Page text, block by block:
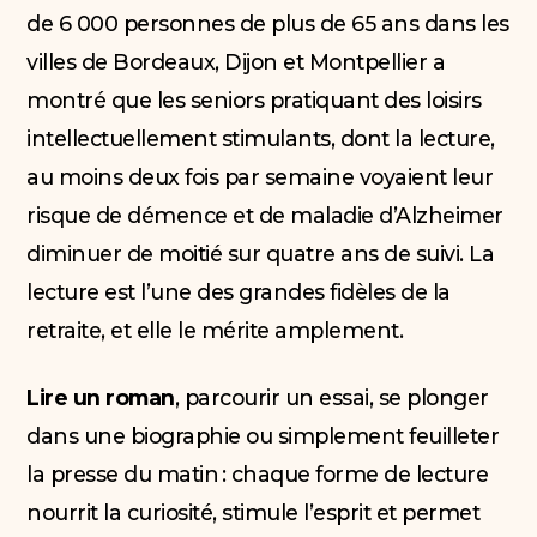
de 6 000 personnes de plus de 65 ans dans les
villes de Bordeaux, Dijon et Montpellier a
montré que les seniors pratiquant des loisirs
intellectuellement stimulants, dont la lecture,
au moins deux fois par semaine voyaient leur
risque de démence et de maladie d’Alzheimer
diminuer de moitié sur quatre ans de suivi. La
lecture est l’une des grandes fidèles de la
retraite, et elle le mérite amplement.
Lire un roman, parcourir un essai, se plonger
dans une biographie ou simplement feuilleter
la presse du matin : chaque forme de lecture
nourrit la curiosité, stimule l’esprit et permet